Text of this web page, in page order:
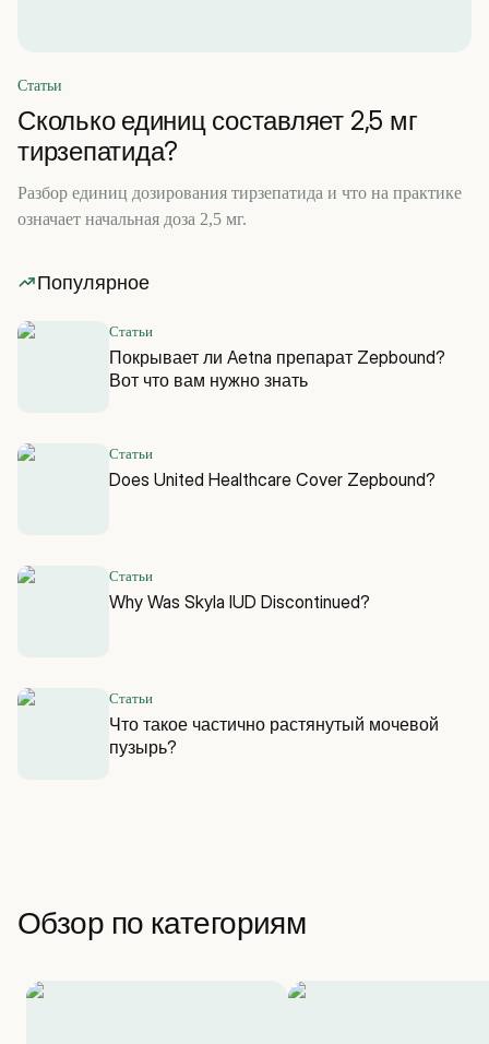
Статьи
Сколько единиц составляет 2,5 мг
тирзепатида?
Разбор единиц дозирования тирзепатида и что на практике
означает начальная доза 2,5 мг.
Популярное
Статьи
Покрывает ли Aetna препарат Zepbound?
Вот что вам нужно знать
Статьи
Does United Healthcare Cover Zepbound?
Статьи
Why Was Skyla IUD Discontinued?
Статьи
Что такое частично растянутый мочевой
пузырь?
Обзор по категориям